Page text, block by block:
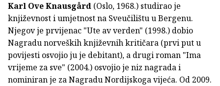
Karl Ove Knausgård (Oslo, 1968.) studirao je
književnost i umjetnost na Sveučilištu u Bergenu.
Njegov je prvijenac "Ute av verden" (1998.) dobio
Nagradu norveških književnih kritičara (prvi put u
povijesti osvojio ju je debitant), a drugi roman "Ima
vrijeme za sve" (2004.) osvojio je niz nagrada i
nominiran je za Nagradu Nordijskoga vijeća. Od 2009.